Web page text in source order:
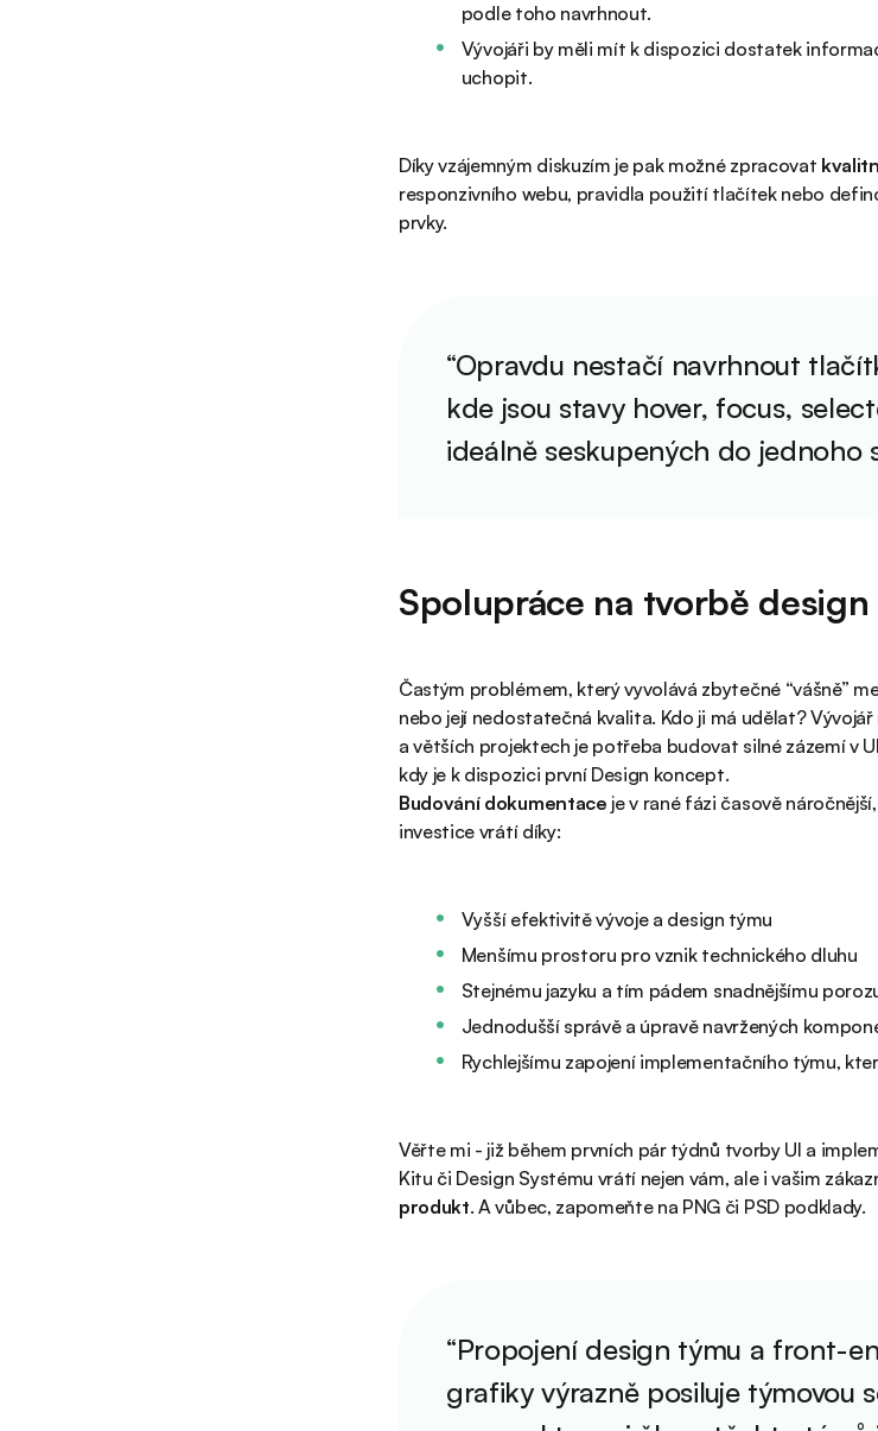
podle toho navrhnout.
Vývojáři by měli mít k dispozici dostatek
uchopit.
Díky vzájemným diskuzím je pak možné zpracovat
responzivního webu, pravidla použití tlačítek nebo
prvky.
“Opravdu nestačí navrhnout
kde jsou stavy hover, focus,
ideálně seskupených do jednoho
Spolupráce na tvorbě
Častým problémem, který vyvolává zbytečné “vášně”
nebo její nedostatečná kvalita. Kdo ji má udělat?
a větších projektech je potřeba budovat silné zázemí v
kdy je k dispozici první Design koncept.
Budování dokumentace je v rané fázi časově
investice vrátí díky:
Vyšší efektivitě vývoje a design týmu
Menšímu prostoru pro vznik technického dluhu
Stejnému jazyku a tím pádem snadnějšímu
Jednodušší správě a úpravě navržených
Rychlejšímu zapojení implementačního týmu,
Věřte mi - již během prvních pár týdnů tvorby UI a
Kitu či Design Systému vrátí nejen vám, ale i vašim
produkt. A vůbec, zapomeňte na PNG či PSD podklady.
“Propojení design týmu a front-
grafiky výrazně posiluje týmovou